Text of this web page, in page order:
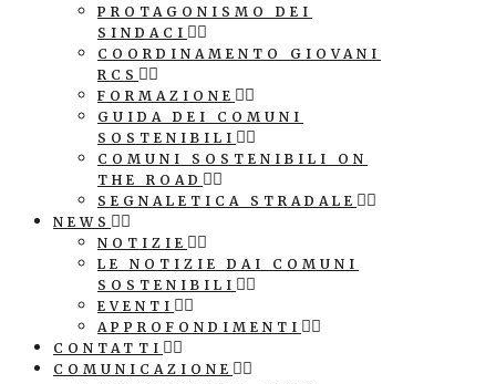
PROTAGONISMO DEI
SINDACI
COORDINAMENTO GIOVANI
RCS
FORMAZIONE
GUIDA DEI COMUNI
SOSTENIBILI
COMUNI SOSTENIBILI ON
THE ROAD
SEGNALETICA STRADALE
NEWS
NOTIZIE
LE NOTIZIE DAI COMUNI
SOSTENIBILI
EVENTI
APPROFONDIMENTI
CONTATTI
COMUNICAZIONE